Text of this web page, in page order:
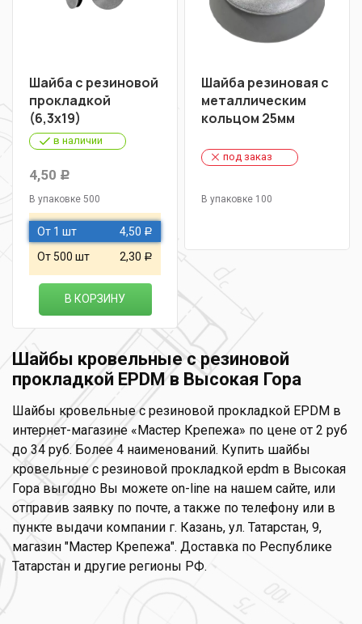
Шайба с резиновой
прокладкой
(6,3х19)
в наличии
4,50 Р
В упаковке 500
От 1 шт 4,50 Р
От 500 шт 2,30 Р
В КОРЗИНУ
Шайба резиновая с
металлическим
кольцом 25мм
под заказ
В упаковке 100
Шайбы кровельные с резиновой
прокладкой EPDM в Высокая Гора
Шайбы кровельные с резиновой прокладкой EPDM в
интернет-магазине «Мастер Крепежа» по цене от 2 руб
до 34 руб. Более 4 наименований. Купить шайбы
кровельные с резиновой прокладкой epdm в Высокая
Гора выгодно Вы можете on-line на нашем сайте, или
отправив заявку по почте, а также по телефону или в
пункте выдачи компании г. Казань, ул. Татарстан, 9,
магазин "Мастер Крепежа". Доставка по Республике
Татарстан и другие регионы РФ.